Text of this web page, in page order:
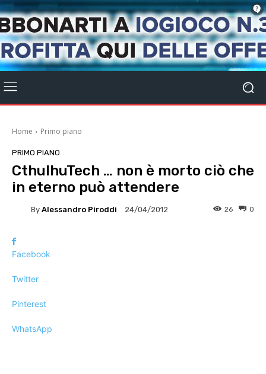
Home Primo piano
PRIMO PIANO
CthulhuTech … non è morto ciò che
in eterno può attendere
By Alessandro Piroddi 24/04/2012 0
26
Facebook
Twitter
Pinterest
WhatsApp